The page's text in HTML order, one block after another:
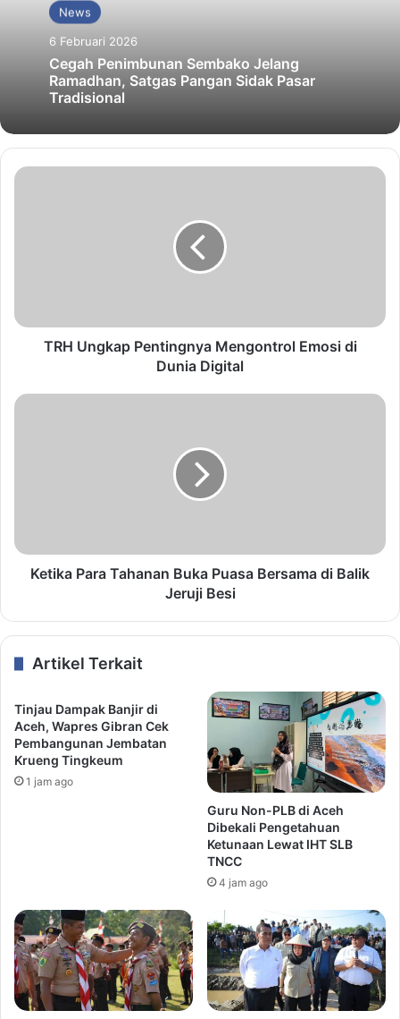
News
6 Februari 2026
Cegah Penimbunan Sembako Jelang
Ramadhan, Satgas Pangan Sidak Pasar
Tradisional
TRH Ungkap Pentingnya Mengontrol Emosi di
Dunia Digital
Ketika Para Tahanan Buka Puasa Bersama di Balik
Jeruji Besi
Artikel Terkait
Tinjau Dampak Banjir di
Aceh, Wapres Gibran Cek
Pembangunan Jembatan
Krueng Tingkeum
1 jam ago
Guru Non-PLB di Aceh
Dibekali Pengetahuan
Ketunaan Lewat IHT SLB
TNCC
4 jam ago